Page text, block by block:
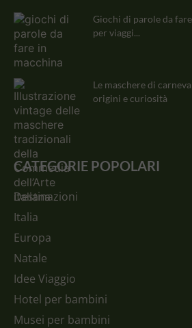
Giochi di parole da
per viaggi...
Le maschere di
origini e curiosità
CATEGORIE POPOLARI
Destinazioni
Italia
Europa
Natale
Idee Viaggio
Hotel per bambini
Musei per bambini